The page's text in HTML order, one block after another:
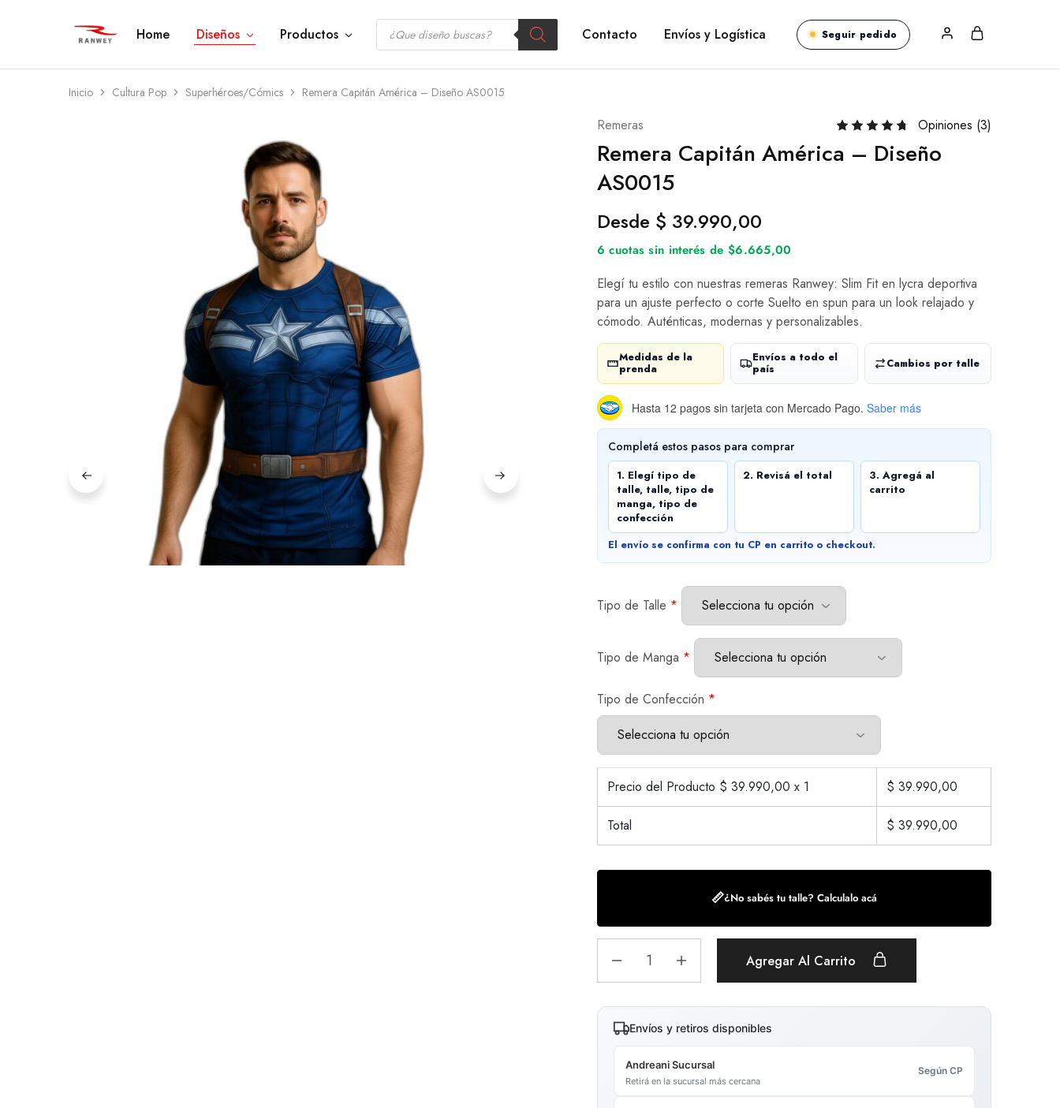
Ranwey
Tu
Tu
Diseño
Tu
Tu
—
Remeras,
Home Diseños Productos Contacto Envíos y Logística Seguir pedido
Inicio Cultura Pop Superhéroes/Cómics Remera Capitán América – Diseño AS0015
Remeras Opiniones (3)
Remera Capitán América – Diseño
AS0015
Desde $ 39.990,00
6 cuotas sin interés de $6.665,00
Elegí tu estilo con nuestras remeras Ranwey: Slim Fit en lycra deportiva
para un ajuste perfecto o corte Suelto en spun para un look relajado y
cómodo. Auténticas, modernas y personalizables.
Medidas de la
prenda
Envíos a todo el
país
Cambios por talle
Hasta 12 pagos sin tarjeta con Mercado Pago. Saber más
Completá estos pasos para comprar
1. Elegí tipo de
talle, talle, tipo de
manga, tipo de
confección
2. Revisá el total
3. Agregá al
carrito
El envío se confirma con tu CP en carrito o checkout.
Tipo de Talle *
Tipo de Manga *
Tipo de Confección *
Precio del Producto $ 39.990,00 x 1 $ 39.990,00
Total $ 39.990,00
📏¿No sabés tu talle? Calculalo acá
Agregar Al Carrito
Envíos y retiros disponibles
Andreani Sucursal
Retirá en la sucursal más cercana
Según CP